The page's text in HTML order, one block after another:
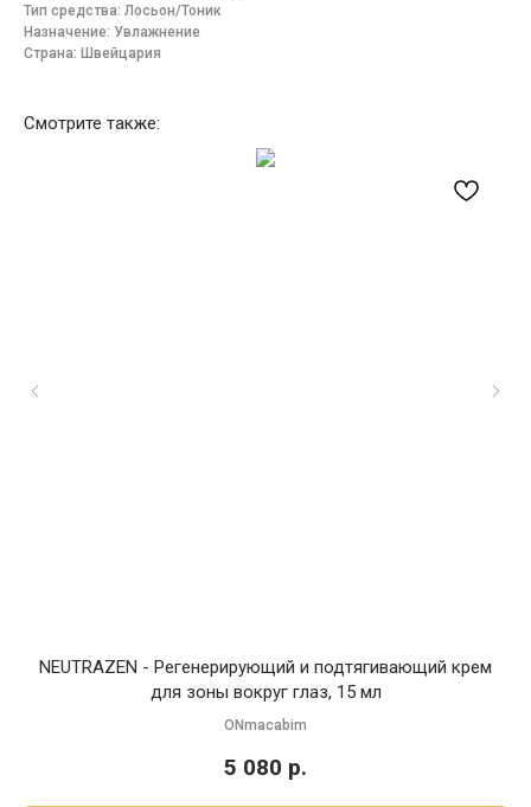
Тип средства: Лосьон/Тоник
Назначение: Увлажнение
Страна: Швейцария
Смотрите также:
NEUTRAZEN - Регенерирующий и подтягивающий крем
для зоны вокруг глаз, 15 мл
ONmacabim
5 080 р.